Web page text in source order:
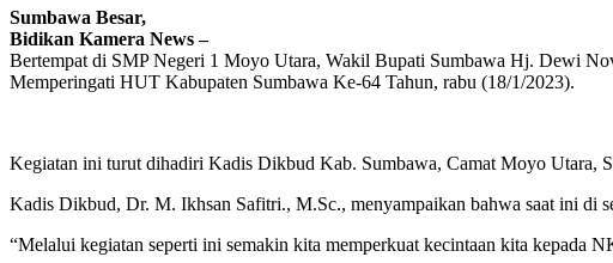
Sumbawa Besar,
Bidikan Kamera News –
Bertempat di SMP Negeri 1 Moyo Utara, Wakil Bupati Sumbawa Hj. Dewi
Memperingati HUT Kabupaten Sumbawa Ke-64 Tahun, rabu (18/1/2023).
Kegiatan ini turut dihadiri Kadis Dikbud Kab. Sumbawa, Camat Moyo Utara,
Kadis Dikbud, Dr. M. Ikhsan Safitri., M.Sc., menyampaikan bahwa saat ini di
“Melalui kegiatan seperti ini semakin kita memperkuat kecintaan kita kepada